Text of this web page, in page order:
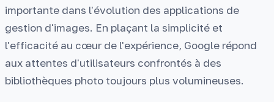
importante dans l'évolution des applications de
gestion d'images. En plaçant la simplicité et
l'efficacité au cœur de l'expérience, Google répond
aux attentes d'utilisateurs confrontés à des
bibliothèques photo toujours plus volumineuses.